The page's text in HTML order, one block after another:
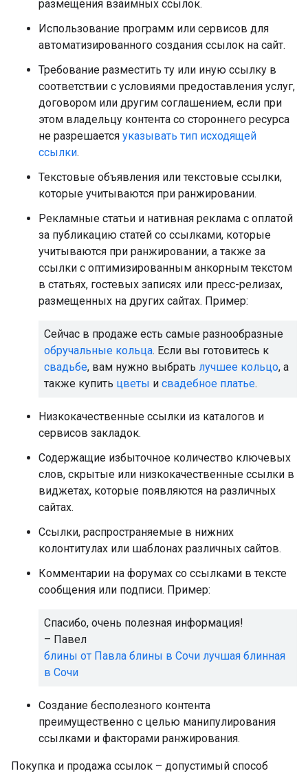
размещения взаимных ссылок.
Использование программ или сервисов для
автоматизированного создания ссылок на сайт.
Требование разместить ту или иную ссылку в
соответствии с условиями предоставления услуг,
договором или другим соглашением, если при
этом владельцу контента со стороннего ресурса
не разрешается указывать тип исходящей
ссылки.
Текстовые объявления или текстовые ссылки,
которые учитываются при ранжировании.
Рекламные статьи и нативная реклама с оплатой
за публикацию статей со ссылками, которые
учитываются при ранжировании, а также за
ссылки с оптимизированным анкорным текстом
в статьях, гостевых записях или пресс-релизах,
размещенных на других сайтах. Пример:
Сейчас в продаже есть самые разнообразные
обручальные кольца. Если вы готовитесь к
свадьбе, вам нужно выбрать лучшее кольцо, а
также купить цветы и свадебное платье.
Низкокачественные ссылки из каталогов и
сервисов закладок.
Содержащие избыточное количество ключевых
слов, скрытые или низкокачественные ссылки в
виджетах, которые появляются на различных
сайтах.
Ссылки, распространяемые в нижних
колонтитулах или шаблонах различных сайтов.
Комментарии на форумах со ссылками в тексте
сообщения или подписи. Пример:
Спасибо, очень полезная информация!
– Павел
блины от Павла блины в Сочи лучшая блинная
в Сочи
Создание бесполезного контента
преимущественно с целью манипулирования
ссылками и факторами ранжирования.
Покупка и продажа ссылок – допустимый способ